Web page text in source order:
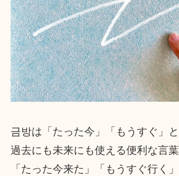
금방は「たった今」「もうすぐ」と
過去にも未来にも使える便利な言葉
「たった今来た」「もうすぐ行く